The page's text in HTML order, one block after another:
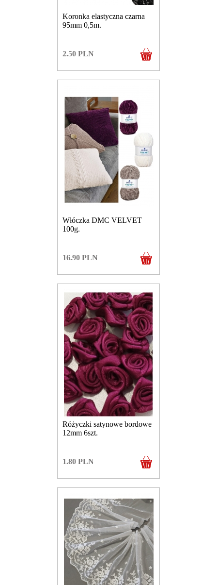
Koronka elastyczna czarna
95mm 0,5m.
2.50 PLN
Włóczka DMC VELVET
100g.
16.90 PLN
Różyczki satynowe bordowe
12mm 6szt.
1.80 PLN